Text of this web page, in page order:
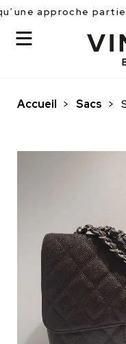
partielle des
Accueil > Sacs >